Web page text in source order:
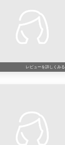
レビューを詳しくみる